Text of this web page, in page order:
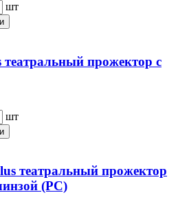
шт
прожектор с
шт
театральный прожектор
(PC)